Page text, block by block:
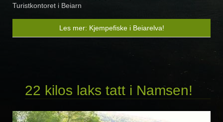
Turistkontoret i Beiarn
Les mer: Kjempefiske i Beiarelva!
22 kilos laks tatt i Namsen!